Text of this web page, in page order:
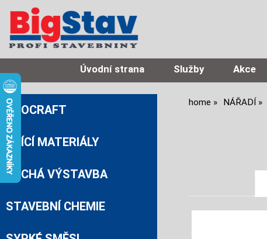
Úvodní strana Služby Akce
home NÁŘADÍ
PROCRAFT
ZDÍCÍ MATERIÁLY
SUCHÁ VÝSTAVBA
STAVEBNÍ CHEMIE